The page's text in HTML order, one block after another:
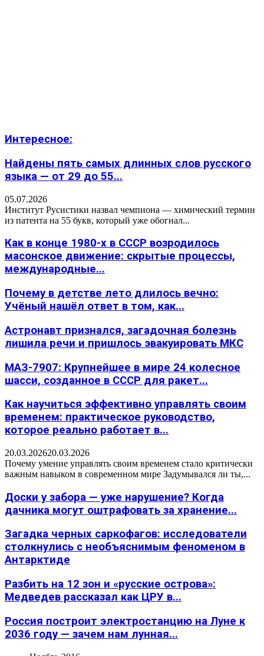
Интересное:
Найдены пять самых длинных слов русского
языка — от 29 до 55...
05.07.2026
Институт Русистики назвал чемпиона — химический термин
из патента на 55 букв, который уже обогнал...
Как в конце 1980-х в СССР возродилось
масонское движение: скрытые процессы,
международные...
Почему в детстве лето длилось вечно:
Учёный нашёл ответ в том, как...
Астронавт признался, загадочная болезнь
лишила речи и пришлось эвакуировать МКС
МАЗ-7907: Крупнейшее в мире 24 колесное
шасси, созданное в СССР для ракет...
Как научиться эффективно управлять своим
временем: практическое руководство,
которое реально работает в...
20.03.202620.03.2026
Почему умение управлять своим временем стало критически
важным навыком в современном мире Задумывался ли ты,...
Доски у забора — уже нарушение? Когда
дачника могут оштрафовать за хранение...
Загадка черных саркофагов: исследователи
столкнулись с необъяснимым феноменом в
Антарктиде
Разбить на 12 зон и «русские острова»:
Медведев рассказал как ЦРУ в...
Россия построит электростанцию на Луне к
2036 году — зачем нам лунная...